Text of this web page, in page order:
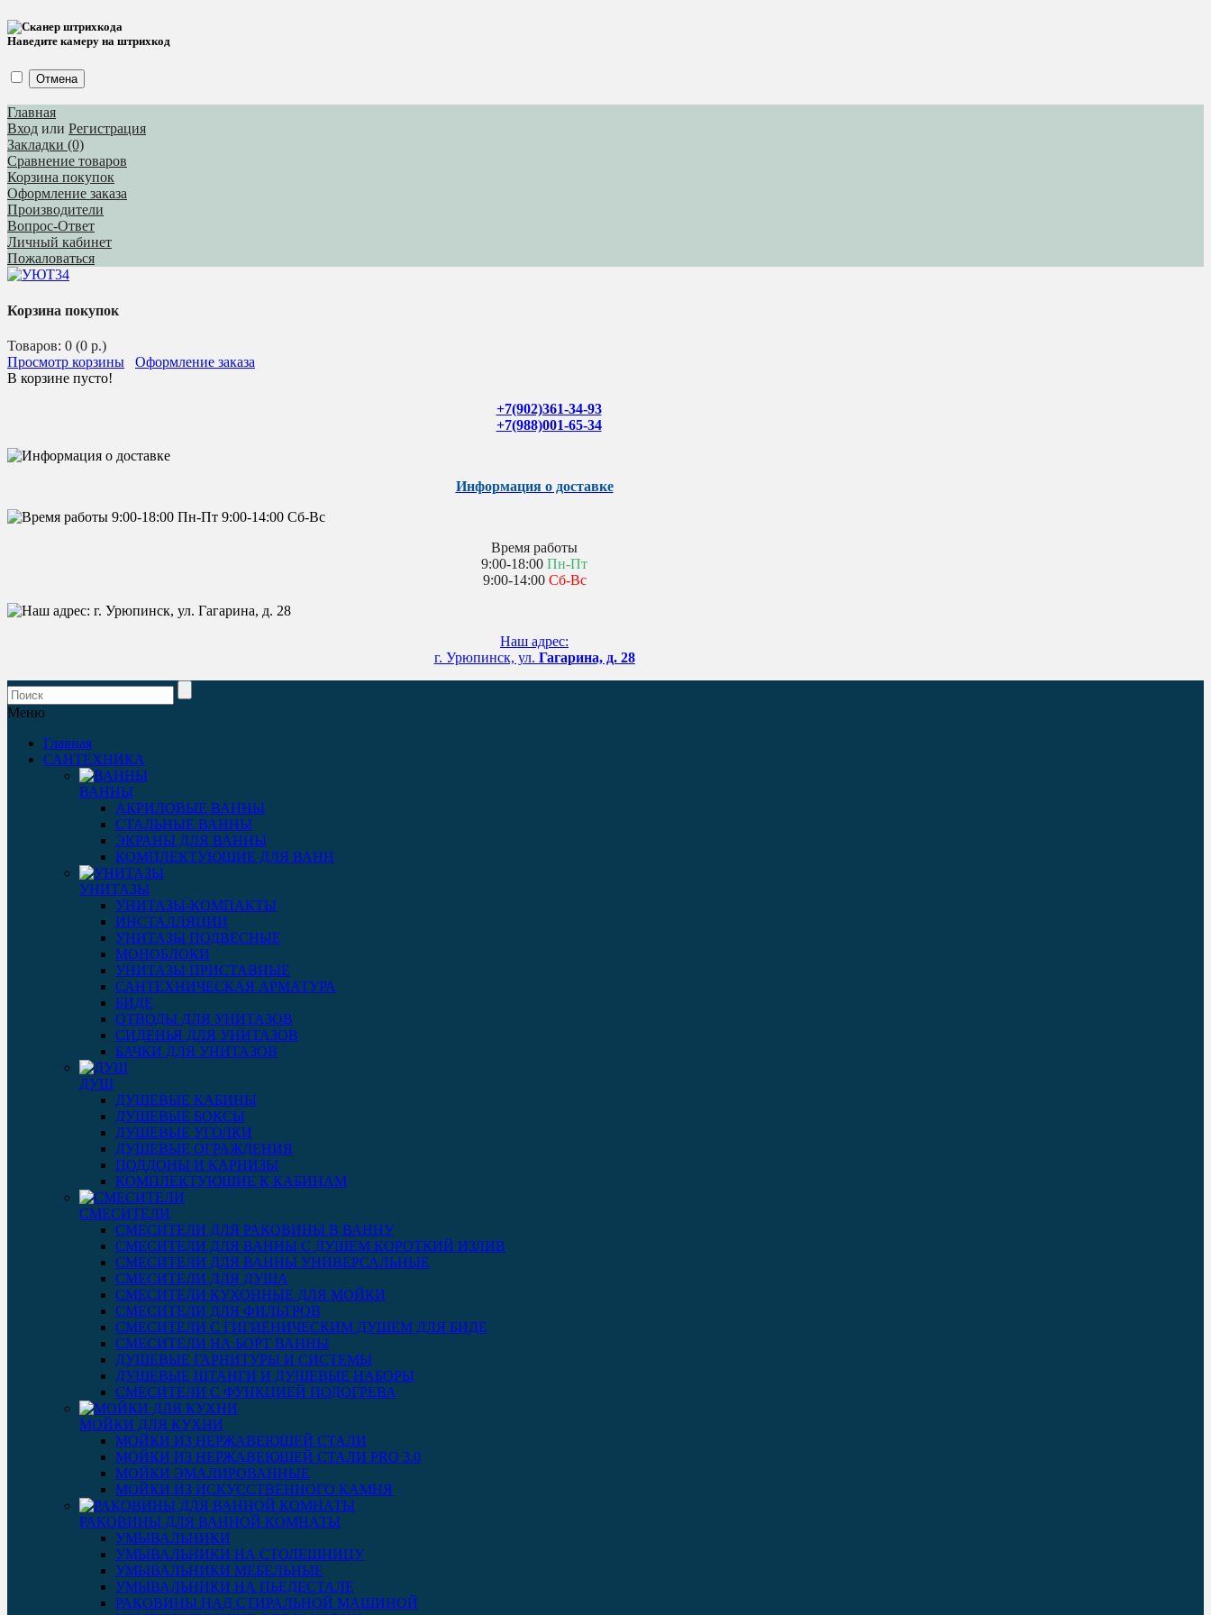
Наведите камеру на штрихкод
Отмена
Главная
Вход или Регистрация
Закладки (0)
Сравнение товаров
Корзина покупок
Оформление заказа
Производители
Вопрос-Ответ
Личный кабинет
Пожаловаться
Корзина покупок
Товаров: 0 (0 р.)
Просмотр корзины
Оформление заказа
В корзине пусто!
+7(902)361-34-93
+7(988)001-65-34
Информация о доставке
Время работы
9:00-18:00 Пн-Пт
9:00-14:00 Сб-Вс
Наш адрес:
г. Урюпинск, ул. Гагарина, д. 28
Меню
Главная
САНТЕХНИКА
ВАННЫ
АКРИЛОВЫЕ ВАННЫ
СТАЛЬНЫЕ ВАННЫ
ЭКРАНЫ ДЛЯ ВАННЫ
КОМПЛЕКТУЮЩИЕ ДЛЯ ВАНН
УНИТАЗЫ
УНИТАЗЫ-КОМПАКТЫ
ИНСТАЛЛЯЦИИ
УНИТАЗЫ ПОДВЕСНЫЕ
МОНОБЛОКИ
УНИТАЗЫ ПРИСТАВНЫЕ
САНТЕХНИЧЕСКАЯ АРМАТУРА
БИДЕ
ОТВОДЫ ДЛЯ УНИТАЗОВ
СИДЕНЬЯ ДЛЯ УНИТАЗОВ
БАЧКИ ДЛЯ УНИТАЗОВ
ДУШ
ДУШЕВЫЕ КАБИНЫ
ДУШЕВЫЕ БОКСЫ
ДУШЕВЫЕ УГОЛКИ
ДУШЕВЫЕ ОГРАЖДЕНИЯ
ПОДДОНЫ И КАРНИЗЫ
КОМПЛЕКТУЮЩИЕ К КАБИНАМ
СМЕСИТЕЛИ
СМЕСИТЕЛИ ДЛЯ РАКОВИНЫ В ВАННУ
СМЕСИТЕЛИ ДЛЯ ВАННЫ С ДУШЕМ КОРОТКИЙ ИЗЛИВ
СМЕСИТЕЛИ ДЛЯ ВАННЫ УНИВЕРСАЛЬНЫЕ
СМЕСИТЕЛИ ДЛЯ ДУША
СМЕСИТЕЛИ КУХОННЫЕ ДЛЯ МОЙКИ
СМЕСИТЕЛИ ДЛЯ ФИЛЬТРОВ
СМЕСИТЕЛИ С ГИГИЕНИЧЕСКИМ ДУШЕМ ДЛЯ БИДЕ
СМЕСИТЕЛИ НА БОРТ ВАННЫ
ДУШЕВЫЕ ГАРНИТУРЫ И СИСТЕМЫ
ДУШЕВЫЕ ШТАНГИ И ДУШЕВЫЕ НАБОРЫ
СМЕСИТЕЛИ С ФУНКЦИЕЙ ПОДОГРЕВА
МОЙКИ ДЛЯ КУХНИ
МОЙКИ ИЗ НЕРЖАВЕЮЩЕЙ СТАЛИ
МОЙКИ ИЗ НЕРЖАВЕЮЩЕЙ СТАЛИ PRO 3.0
МОЙКИ ЭМАЛИРОВАННЫЕ
МОЙКИ ИЗ ИСКУССТВЕННОГО КАМНЯ
РАКОВИНЫ ДЛЯ ВАННОЙ КОМНАТЫ
УМЫВАЛЬНИКИ
УМЫВАЛЬНИКИ НА СТОЛЕШНИЦУ
УМЫВАЛЬНИКИ МЕБЕЛЬНЫЕ
УМЫВАЛЬНИКИ НА ПЬЕДЕСТАЛЕ
РАКОВИНЫ НАД СТИРАЛЬНОЙ МАШИНОЙ